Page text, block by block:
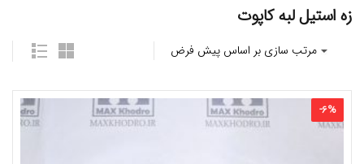
زه استیل لبه کاپوت
-6%